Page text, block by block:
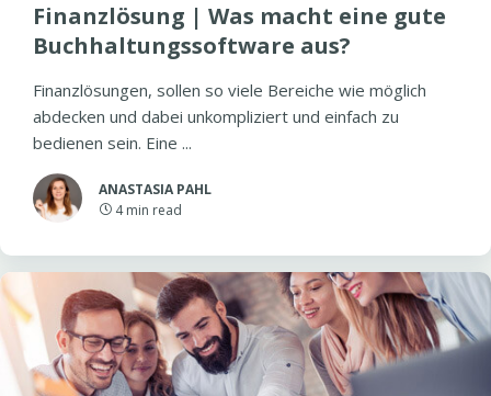
Finanzlösung | Was macht eine gute
Buchhaltungssoftware aus?
Finanzlösungen, sollen so viele Bereiche wie möglich
abdecken und dabei unkompliziert und einfach zu
bedienen sein. Eine ...
ANASTASIA PAHL
4 min read